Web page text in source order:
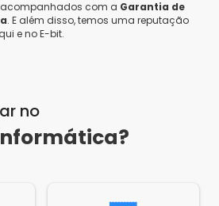
acompanhados com a Garantia de
. E além disso, temos uma reputação
e no E-bit.
no